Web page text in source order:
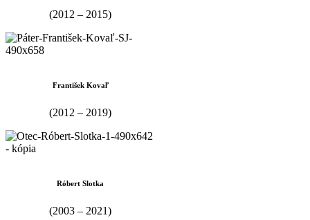
(2012 – 2015)
František Kovaľ
(2012 – 2019)
Róbert Slotka
(2003 – 2021)